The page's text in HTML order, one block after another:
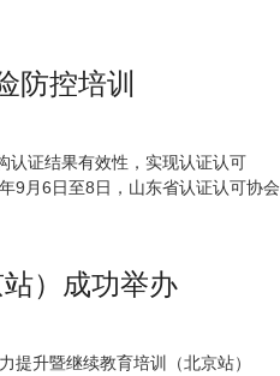
防控培训
认证结果有效性，实现认证认可
9月6日至8日，山东省认证认可协会
）成功举办
提升暨继续教育培训（北京站）